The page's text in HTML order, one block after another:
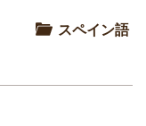
スペイン語